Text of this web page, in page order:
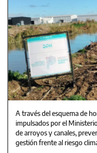
A través del esquema de
impulsados por el
de arroyos y canales,
gestión frente al riesgo